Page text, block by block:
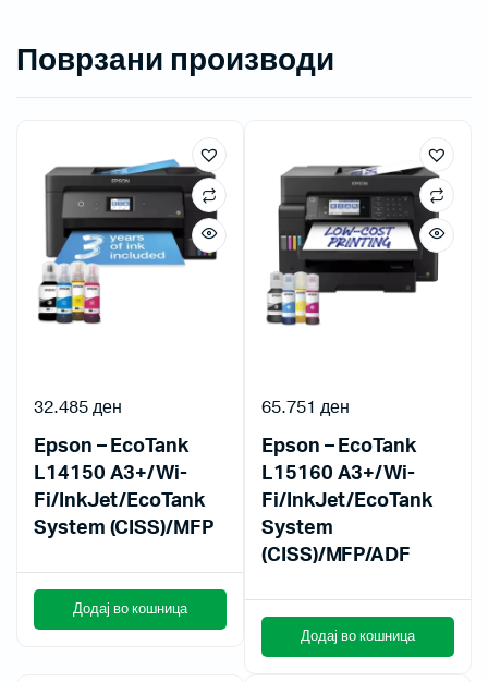
Поврзани производи
Epson – EcoTank
L14150 A3+/Wi-
Fi/InkJet/EcoTank
System (CISS)/MFP
32.485ден
Додај во кошница
Epson – EcoTank
L15160 A3+/Wi-
Fi/InkJet/EcoTank
System
(CISS)/MFP/ADF
65.751 ден
Додај во кошница